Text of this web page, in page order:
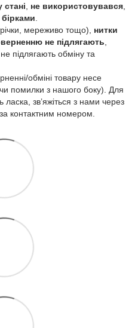
не використовувався
бірками
мереживо тощо), нитки
не підлягають
підлягають обміну та
обміні товару несе
помилки з нашого боку). Для
зв’яжіться з нами через
контактним номером.